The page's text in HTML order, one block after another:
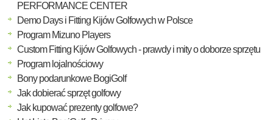
PERFORMANCE CENTER
Demo Days i Fitting Kijów Golfowych w Polsce
Program Mizuno Players
Custom Fitting Kijów Golfowych - prawdy i mity o doborze sprzętu
Program lojalnościowy
Bony podarunkowe BogiGolf
Jak dobierać sprzęt golfowy
Jak kupować prezenty golfowe?